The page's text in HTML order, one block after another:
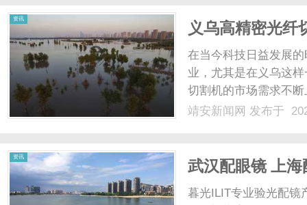
资讯
义乌高精密光纤
在当今科技日益发展
业，尤其是在义乌这
切割机的市场需求不
企业在技术研发、生
靖安新闻网 发布于
资讯
武汉配眼镜 上海
暮光ILIT专业验光配镜